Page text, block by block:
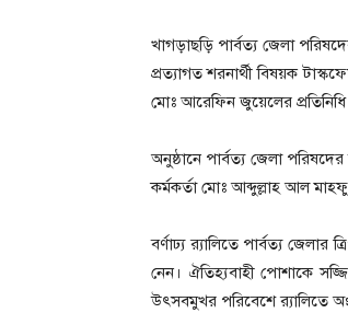
খাগড়াছড়ি পার্বত্য জেলা
প্রত্যাগত শরনার্থী বিষয়ক
মোঃ আরেফিন জুয়েলের প্রতিনিধি
অনুষ্ঠানে পার্বত্য জেলা
কর্মকর্তা মোঃ আব্দুল্লাহ আল
বর্ণাঢ্য র‍্যালিতে পার্বত্য জেলার
নেন। ঐতিহ্যবাহী পোশাকে
উৎসবমুখর পরিবেশে র‍্যালিতে